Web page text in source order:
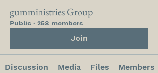
gumministries Group
Public · 258 members
Join
Discussion Media Files Members